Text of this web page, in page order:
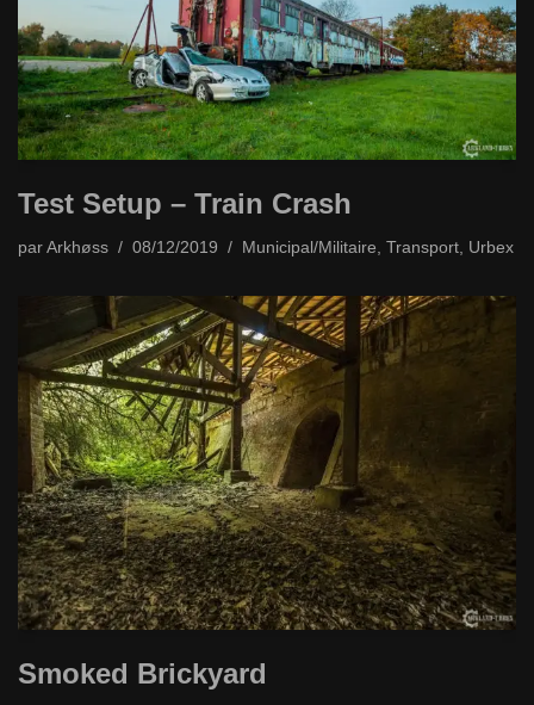
Test Setup – Train Crash
par Arkhøss 08/12/2019 Municipal/Militaire Transport Urbex
Smoked Brickyard